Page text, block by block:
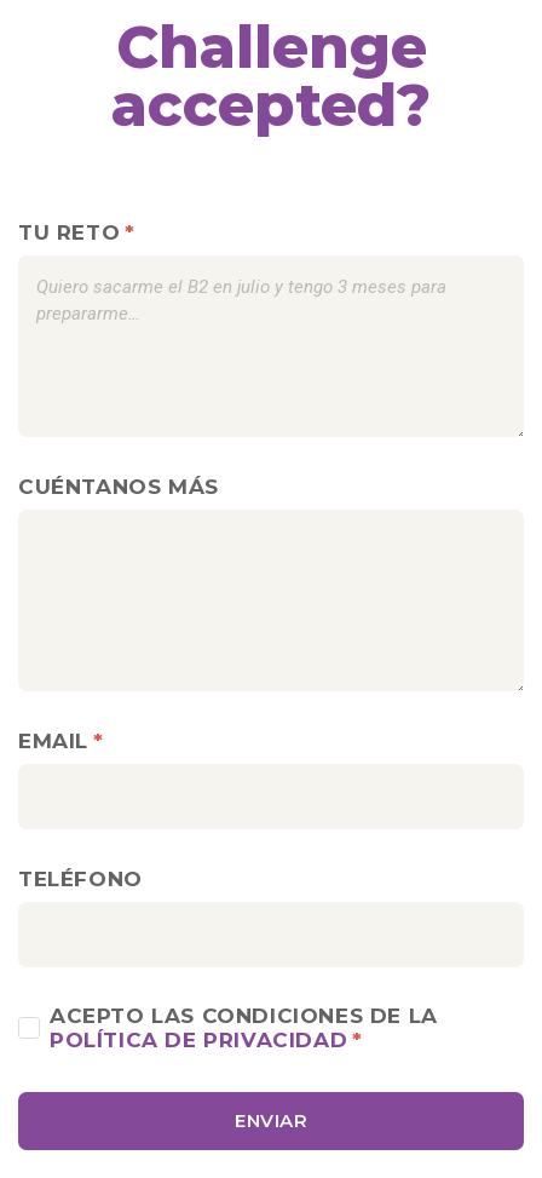
Challenge
accepted?
TU RETO
CUÉNTANOS MÁS
EMAIL
TELÉFONO
ACEPTO LAS CONDICIONES DE LA
POLÍTICA DE PRIVACIDAD
ENVIAR